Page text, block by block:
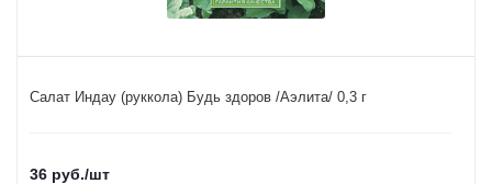
Салат Индау (руккола) Будь здоров /Аэлита/ 0,3 г
36 руб./шт